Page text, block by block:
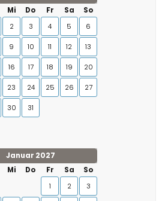
Mi Do Fr Sa
So
2 3 4 5 6
9 10 11 12 13
16 17 18 19 20
23 24 25 26 27
30 31
Januar 2027
Mi Do Fr Sa
So
1
2 3